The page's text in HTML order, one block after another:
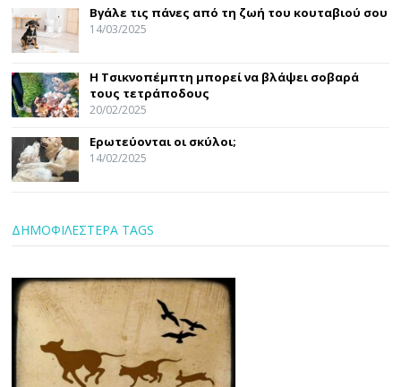
Βγάλε τις πάνες από τη ζωή του κουταβιού σου
14/03/2025
Η Τσικνοπέμπτη μπορεί να βλάψει σοβαρά
τους τετράποδους
20/02/2025
Ερωτεύονται οι σκύλοι;
14/02/2025
ΔΗΜΟΦΙΛΕΣΤΕΡΑ TAGS